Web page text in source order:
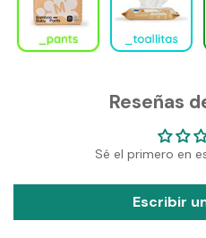
Reseñas
Sé el primero en
Escribir